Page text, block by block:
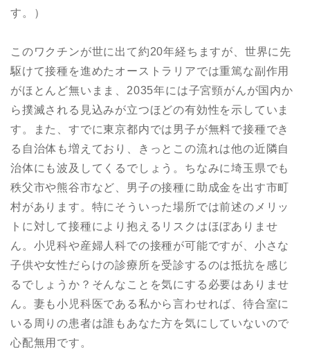
す。）
このワクチンが世に出て約20年経ちますが、世界に先
駆けて接種を進めたオーストラリアでは重篤な副作用
がほとんど無いまま、2035年には子宮頸がんが国内か
ら撲滅される見込みが立つほどの有効性を示していま
す。また、すでに東京都内では男子が無料で接種でき
る自治体も増えており、きっとこの流れは他の近隣自
治体にも波及してくるでしょう。ちなみに埼玉県でも
秩父市や熊谷市など、男子の接種に助成金を出す市町
村があります。特にそういった場所では前述のメリッ
トに対して接種により抱えるリスクはほぼありませ
ん。小児科や産婦人科での接種が可能ですが、小さな
子供や女性だらけの診療所を受診するのは抵抗を感じ
るでしょうか？そんなことを気にする必要はありませ
ん。妻も小児科医である私から言わせれば、待合室に
いる周りの患者は誰もあなた方を気にしていないので
心配無用です。